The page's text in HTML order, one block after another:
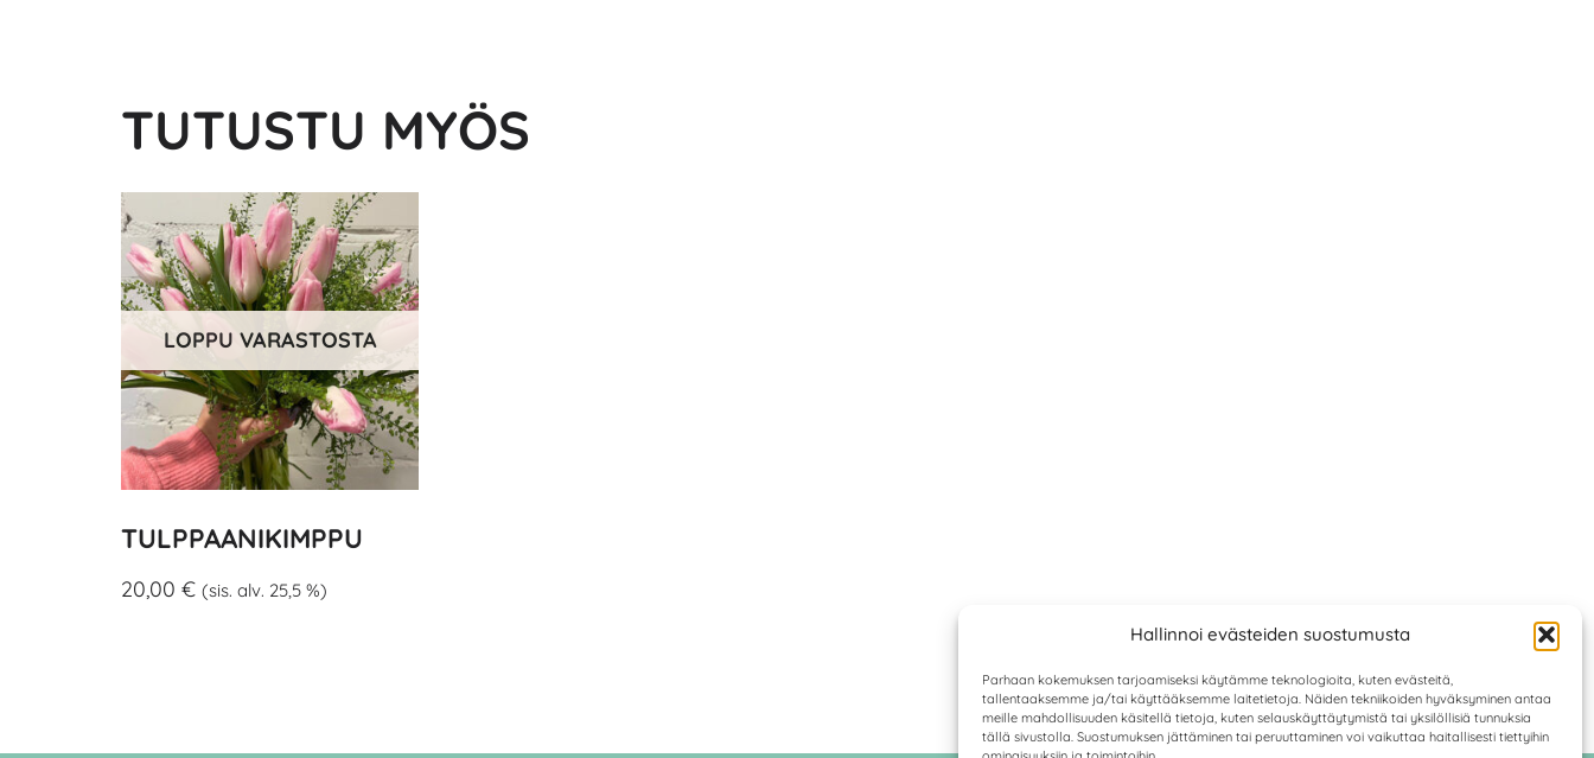
Hallinnoi evästeiden suostumusta
Parhaan kokemuksen tarjoamiseksi käytämme teknologioita, kuten evästeitä,
tallentaaksemme ja/tai käyttääksemme laitetietoja. Näiden tekniikoiden hyväksyminen antaa
meille mahdollisuuden käsitellä tietoja, kuten selauskäyttäytymistä tai yksilöllisiä tunnuksia
tällä sivustolla. Suostumuksen jättäminen tai peruuttaminen voi vaikuttaa haitallisesti tiettyihin
TUTUSTU MYÖS
LOPPU VARASTOSTA
TULPPAANI­KIMPPU
20,00 € (sis. alv. 25,5 %)